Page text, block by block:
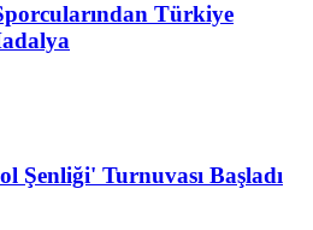
Türkiye
Şenliği' Turnuvası Başladı